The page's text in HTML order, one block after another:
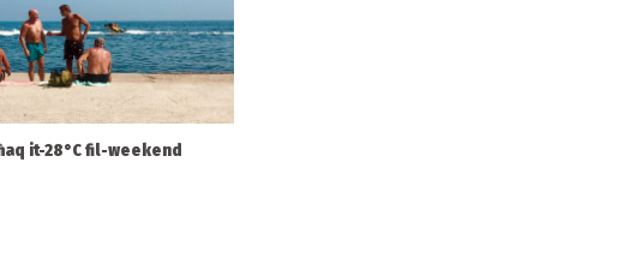
it-28°C fil-weekend